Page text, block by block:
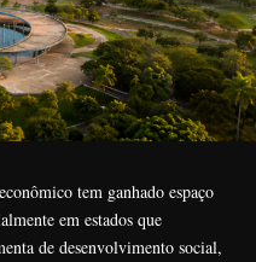
tem ganhado espaço
em estados que
de desenvolvimento social,